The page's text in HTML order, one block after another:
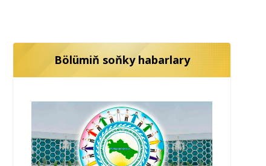
Bölümiň soňky habarlary